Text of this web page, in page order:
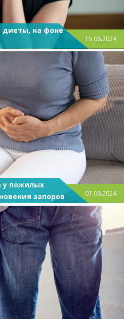
диеты, на фоне
15.06.2024
у пожилых
запоров
07.06.2024